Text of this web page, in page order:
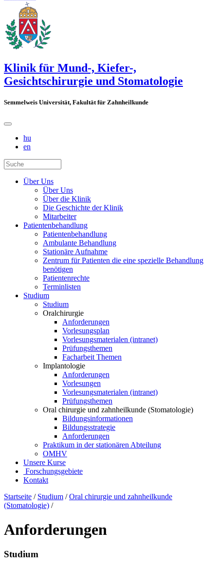
Klinik für Mund-, Kiefer-,
Gesichtschirurgie und Stomatologie
Semmelweis Universität, Fakultät für Zahnheilkunde
hu
en
Über Uns
Über Uns
Über die Klinik
Die Geschichte der Klinik
Mitarbeiter
Patientenbehandlung
Patientenbehandlung
Ambulante Behandlung
Stationäre Aufnahme
Zentrum für Patienten die eine spezielle Behandlung
benötigen
Patientenrechte
Terminlisten
Studium
Studium
Oralchirurgie
Anforderungen
Vorlesungsplan
Vorlesungsmaterialen (intranet)
Prüfungsthemen
Facharbeit Themen
Implantologie
Anforderungen
Vorlesungen
Vorlesungsmaterialen (intranet)
Prüfungsthemen
Oral chirurgie und zahnheilkunde (Stomatologie)
Bildungsinformationen
Bildungsstrategie
Anforderungen
Praktikum in der stationären Abteilung
OMHV
Unsere Kurse
Forschungsgebiete
Kontakt
Startseite / Studium / Oral chirurgie und zahnheilkunde
(Stomatologie) /
Anforderungen
Studium